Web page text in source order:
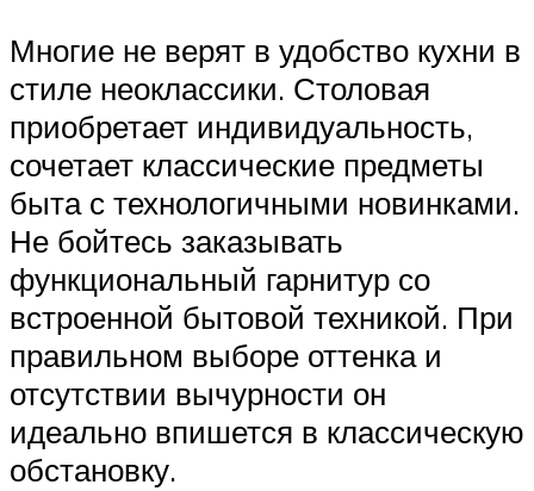
Многие не верят в удобство кухни в
стиле неоклассики. Столовая
приобретает индивидуальность,
сочетает классические предметы
быта с технологичными новинками.
Не бойтесь заказывать
функциональный гарнитур со
встроенной бытовой техникой. При
правильном выборе оттенка и
отсутствии вычурности он
идеально впишется в классическую
обстановку.